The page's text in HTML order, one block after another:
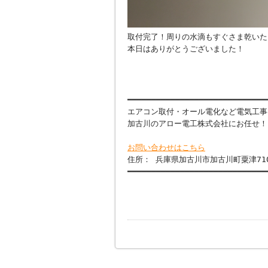
取付完了！周りの水滴もすぐさま乾い
本日はありがとうございました！
エアコン取付・オール電化など電気工
加古川のアロー電工株式会社にお任せ！
お問い合わせはこちら
住所： 兵庫県加古川市加古川町粟津